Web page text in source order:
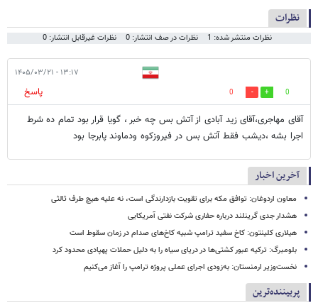
نظرات
نظرات منتشر شده: 1 نظرات در صف انتشار: 0 نظرات غیرقابل انتشار: 0
۱۳:۱۷ - ۱۴۰۵/۰۳/۲۱
0
0
پاسخ
آقای مهاجری،آقای زید آبادی از آتش بس چه خبر ، گویا قرار بود تمام ده شرط
اجرا بشه ،دیشب فقط آتش بس در فیروزکوه ودماوند پابرجا بود
آخرین اخبار
معاون اردوغان: توافق مکه برای تقویت بازدارندگی است، نه علیه هیچ طرف ثالثی
هشدار جدی گرینلند درباره حفاری شرکت نفتی آمریکایی
هیلاری کلینتون: کاخ سفید ترامپ شبیه کاخ‌های صدام در زمان سقوط است
بلومبرگ: ترکیه عبور کشتی‌ها در دریای سیاه را به دلیل حملات پهپادی محدود کرد
نخست‌وزیر ارمنستان: به‌زودی اجرای عملی پروژه ترامپ را آغاز می‌کنیم
پربیننده‌ترین